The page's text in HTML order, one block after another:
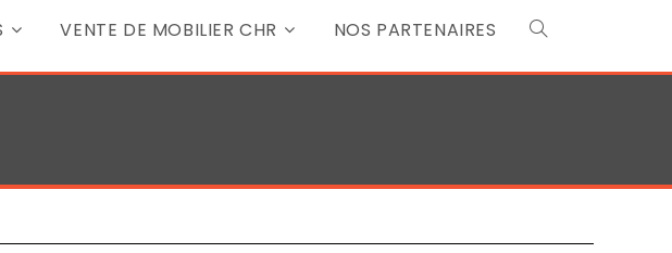
VENTE DE MOBILIER CHR NOS PARTENAIRES Toggle
search